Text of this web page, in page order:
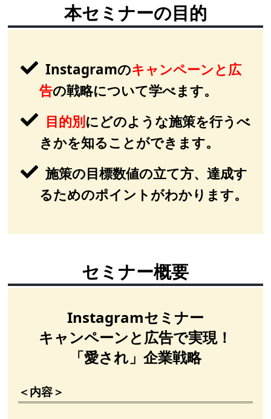
本セミナーの目的
Instagramのキャンペーンと広
告の戦略について学べます。
目的別にどのような施策を行うべ
きかを知ることができます。
施策の目標数値の立て方、達成す
るためのポイントがわかります。
セミナー概要
Instagramセミナー
キャンペーンと広告で実現！
「愛され」企業戦略
＜内容＞